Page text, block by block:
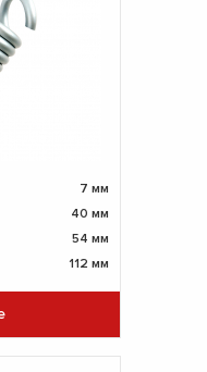
7 мм
40 мм
54 мм
112 мм